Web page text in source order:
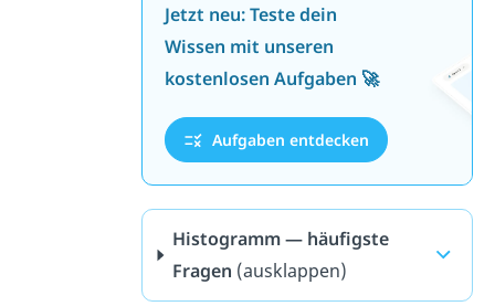
Jetzt neu: Teste dein
Wissen mit unseren
kostenlosen Aufgaben 🚀
Aufgaben entdecken
Histogramm — häufigste
Fragen (ausklappen)